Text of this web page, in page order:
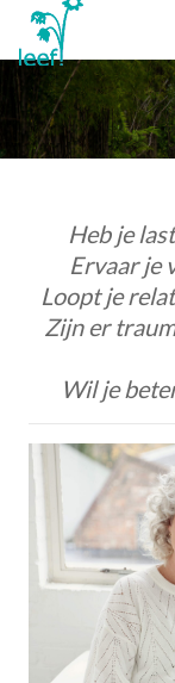
Heb je
Ervaar je
Loopt je
Zijn er
Wil je